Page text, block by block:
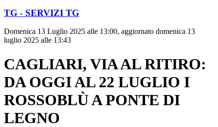
TG - SERVIZI TG
Domenica 13 Luglio 2025 alle 13:00, aggiornato domenica 13
luglio 2025 alle 13:43
CAGLIARI, VIA AL RITIRO:
DA OGGI AL 22 LUGLIO I
ROSSOBLÙ A PONTE DI
LEGNO